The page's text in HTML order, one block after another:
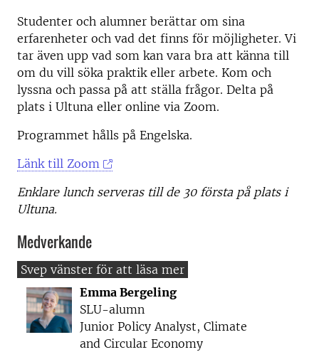
Studenter och alumner berättar om sina
erfarenheter och vad det finns för möjligheter. Vi
tar även upp vad som kan vara bra att känna till
om du vill söka praktik eller arbete. Kom och
lyssna och passa på att ställa frågor. Delta på
plats i Ultuna eller online via Zoom.
Programmet hålls på Engelska.
Länk till Zoom
Enklare lunch serveras till de 30 första på plats i
Ultuna.
Medverkande
Emma Bergeling
SLU-alumn
Junior Policy Analyst, Climate
and Circular Economy